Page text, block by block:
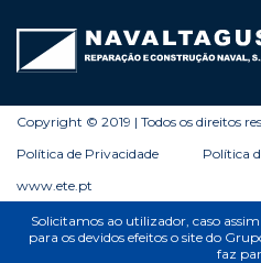
Copyright © 2019 | Todos os direitos
Política de Privacidade
Política
www.ete.pt
Solicitamos ao utilizador, caso
para os devidos efeitos o site do
faz